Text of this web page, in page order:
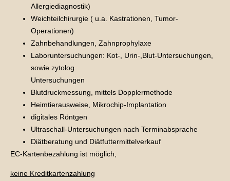
Allergiediagnostik)
Weichteilchirurgie ( u.a. Kastrationen, Tumor-
Operationen)
Zahnbehandlungen, Zahnprophylaxe
Laboruntersuchungen: Kot-, Urin-,Blut-Untersuchungen,
sowie zytolog.
Untersuchungen
Blutdruckmessung, mittels Dopplermethode
Heimtierausweise, Mikrochip-Implantation
digitales Röntgen
Ultraschall-Untersuchungen nach Terminabsprache
Diätberatung und Diätfuttermittelverkauf
EC-Kartenbezahlung ist möglich,
keine Kreditkartenzahlung